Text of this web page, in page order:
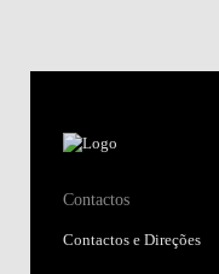
Contactos
Contactos e Direções